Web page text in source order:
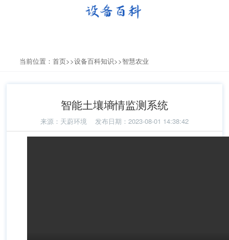
当前位置： 首页>>设备百科知识>>智慧农业
智能土壤墒情监测系统
来源： 天蔚环境 发布日期：2023-08-01 14:38:42